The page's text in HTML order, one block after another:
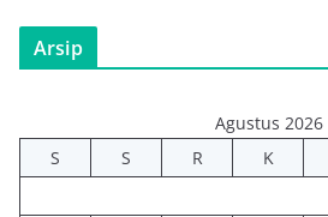
Arsip
Agustus 2026
S
S R K